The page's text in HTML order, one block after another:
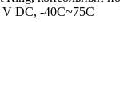
V DC, -40С~75C